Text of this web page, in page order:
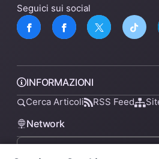
Seguici sui social
INFORMAZIONI
Cerca Articoli RSS Feed
Network